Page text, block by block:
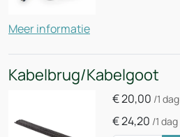
Meer informatie
Kabelbrug/Kabelgoot
€20,00 /1 dag
€24,20 /1 dag